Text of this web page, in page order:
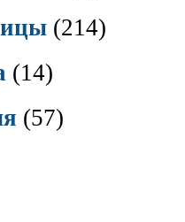
(214)
(14)
(57)